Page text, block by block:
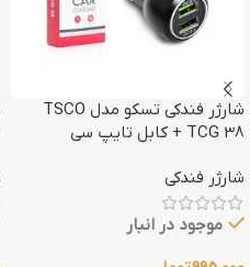
شارژر فندکی تسکو مدل TSCO
TCG 38 + کابل تایپ سی
شارژر فندکی
موجود در انبار